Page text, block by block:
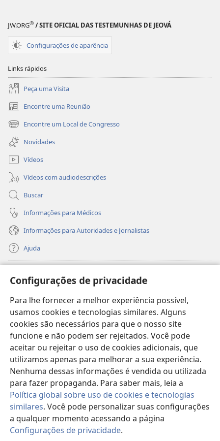
Configurações de privacidade
Para lhe fornecer a melhor experiência possível,
usamos cookies e tecnologias similares. Alguns
cookies são necessários para que o nosso site
funcione e não podem ser rejeitados. Você pode
aceitar ou rejeitar o uso de cookies adicionais, que
utilizamos apenas para melhorar a sua experiência.
Nenhuma dessas informações é vendida ou utilizada
para fazer propaganda. Para saber mais, leia a
Política global sobre uso de cookies e tecnologias
similares. Você pode personalizar suas configurações
a qualquer momento acessando a página
Configurações de privacidade.
JW.ORG® / SITE OFICIAL DAS TESTEMUNHAS DE JEOVÁ
Configurações de aparência
Links rápidos
Peça uma Visita
Encontre uma Reunião
(abre
nova
janela)
Encontre um Local de Congresso
(abre
nova
janela)
Novidades
Vídeos
Vídeos com audiodescrições
Buscar
Informações para Médicos
Informações para Autoridades e Jornalistas
Ajuda
(abre
nova
janela)
Biblioteca On-line da Torre de Vigia™
(abre
nova
janela)JW Hub
(abre
nova
janela)JW Library
Watchtower Library
Copyright© 2026 Watch Tower Bible and Tract Society of Pennsylvania.
TERMOS DE USO
POLÍTICA DE PRIVACIDADE
PRIVACIDADE